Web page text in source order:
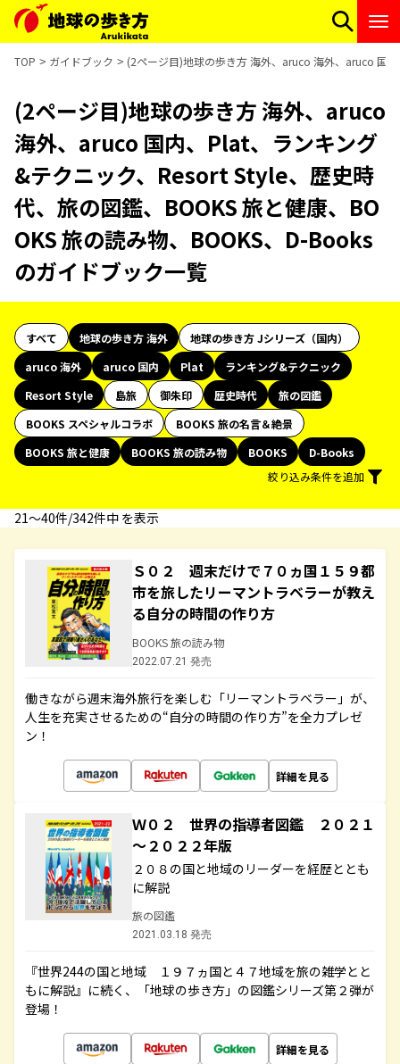
TOP ガイドブック (2ページ目)地球の歩き方 海外、aruco 海外、aruco 国
(2ページ目)地球の歩き方 海外、aruco
海外、aruco 国内、Plat、ランキング
&テクニック、Resort Style、歴史時
代、旅の図鑑、BOOKS 旅と健康、BO
OKS 旅の読み物、BOOKS、D-Books
のガイドブック一覧
すべて 地球の歩き方 海外
地球の歩き方 Jシリーズ（国内）
aruco 海外
aruco 国内 Plat
ランキング&テクニック
Resort Style
島旅 御朱印 歴史時代
旅の図鑑
BOOKS スペシャルコラボ
BOOKS 旅の名言＆絶景
BOOKS 旅と健康
BOOKS 旅の読み物 BOOKS
D-Books
絞り込み条件を追加
21〜40件/342件中 を表示
Ｓ０２ 週末だけで７０ヵ国１５９都
市を旅したリーマントラベラーが教え
る自分の時間の作り方
BOOKS 旅の読み物
2022.07.21 発売
働きながら週末海外旅行を楽しむ「リーマントラベラー」が、
人生を充実させるための“自分の時間の作り方”を全力プレゼ
ン！
詳細を見る
Ｗ０２ 世界の指導者図鑑 ２０２１
～２０２２年版
２０８の国と地域のリーダーを経歴ととも
に解説
旅の図鑑
2021.03.18 発売
『世界244の国と地域 １９７ヵ国と４７地域を旅の雑学とと
もに解説』に続く、「地球の歩き方」の図鑑シリーズ第２弾が
登場！
詳細を見る